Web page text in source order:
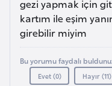
m
l
e
r
i
gezi yapmak için
kartım ile eşim
girebilir miyim
Bu yorumu faydalı
Evet (0) Hayır (11)
a
A
z